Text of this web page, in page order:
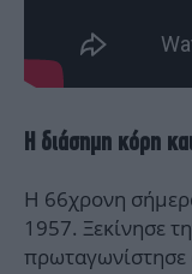
Η διάσημη κόρη
Η 66χρονη
1957. Ξεκίνησε
πρωταγωνίστησε